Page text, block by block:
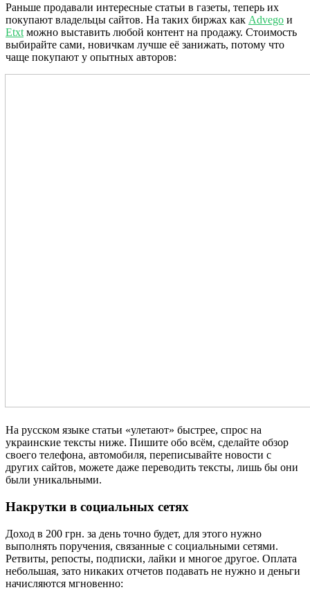
Раньше продавали интересные статьи в газеты, теперь их
покупают владельцы сайтов. На таких биржах как Advego и
Etxt можно выставить любой контент на продажу. Стоимость
выбирайте сами, новичкам лучше её занижать, потому что
чаще покупают у опытных авторов:
На русском языке статьи «улетают» быстрее, спрос на
украинские тексты ниже. Пишите обо всём, сделайте обзор
своего телефона, автомобиля, переписывайте новости с
других сайтов, можете даже переводить тексты, лишь бы они
были уникальными.
Накрутки в социальных сетях
Доход в 200 грн. за день точно будет, для этого нужно
выполнять поручения, связанные с социальными сетями.
Ретвиты, репосты, подписки, лайки и многое другое. Оплата
небольшая, зато никаких отчетов подавать не нужно и деньги
начисляются мгновенно: